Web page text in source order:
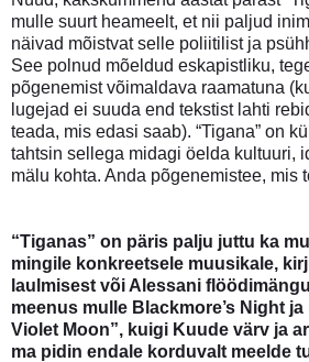
mulle suurt heameelt, et nii paljud
näivad mõistvat selle poliitilist ja
See polnud mõeldud eskapistliku,
põgenemist võimaldava raamatuna
lugejad ei suuda end tekstist lahti
teada, mis edasi saab). “Tigana” on
tahtsin sellega midagi öelda kultuuri,
mälu kohta. Anda põgenemistee, mis
“Tiganas” on päris palju juttu ka
mingile konkreetsele muusikale,
laulmisest või Alessani
meenus mulle Blackmore’s Night
Violet Moon”, kuigi Kuude värv ja
ma pidin endale korduvalt meelde